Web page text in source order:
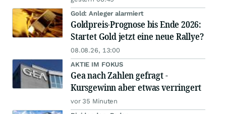
Gold: Anleger alarmiert
Goldpreis-Prognose bis Ende 2026:
Startet Gold jetzt eine neue Rallye?
08.08.26, 13:00
AKTIE IM FOKUS
Gea nach Zahlen gefragt -
Kursgewinn aber etwas verringert
vor 35 Minuten